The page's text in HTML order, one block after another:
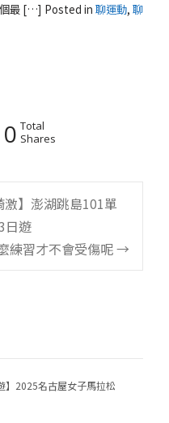
個最 […] Posted in 聊運動, 聊
0 Total
Shares
激】澎湖跳島101單
日遊
練習才不會受傷呢→
】2025名古屋女子馬拉松